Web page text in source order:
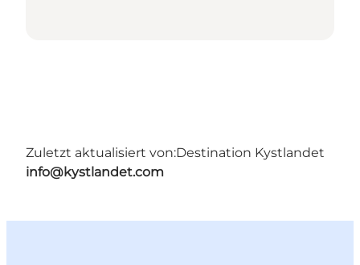
Zuletzt aktualisiert von:Destination Kystlandet
info@kystlandet.com